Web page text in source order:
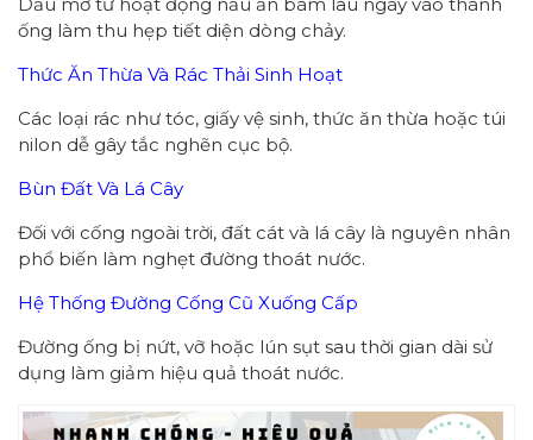
ống làm thu hẹp tiết diện dòng chảy.
Thức Ăn Thừa Và Rác Thải Sinh Hoạt
Các loại rác như tóc, giấy vệ sinh, thức ăn thừa hoặc túi
nilon dễ gây tắc nghẽn cục bộ.
Bùn Đất Và Lá Cây
Đối với cống ngoài trời, đất cát và lá cây là nguyên nhân
phổ biến làm nghẹt đường thoát nước.
Hệ Thống Đường Cống Cũ Xuống Cấp
Đường ống bị nứt, vỡ hoặc lún sụt sau thời gian dài sử
dụng làm giảm hiệu quả thoát nước.